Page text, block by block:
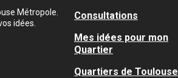
Métropole.
idées.
Consultations
Mes idées pour mon
Quartier
Quartiers de Toulouse